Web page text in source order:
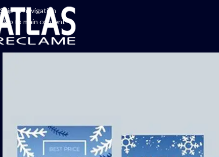
Skip to navigation
Skip to main content